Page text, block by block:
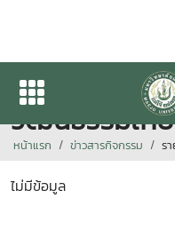
ประชุมคณะก
วัฒนธรรมเก
หน้าแรก ข่าวสารกิจกรรม ร
ไม่มีข้อมูล